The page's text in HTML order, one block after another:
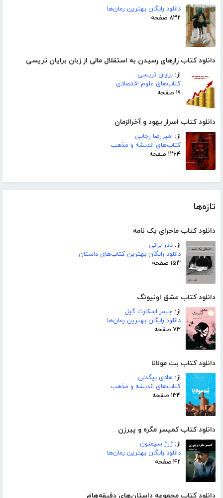
دانلود رایگان بهترین رمان‌ها
۸۳۲ صفحه
دانلود کتاب رازهای رسیدن به استقلال مالی از زبان برایان تریسی
از: برایان تریسی
کتاب‌های علوم اقتصادی
۱۹ صفحه
دانلود کتاب اسرار یهود و آخرالزمان
از: امیررضا رجایی
کتاب‌های اندیشه و مذهب
۱۲۶۴ صفحه
تازه‌ها
دانلود کتاب ماجرای یک نامه
از: نادر براتی
دانلود رایگان بهترین کتاب‌های داستان
۱۵۳ صفحه
دانلود کتاب عشق اونیونگ
از: جیمز اسکارث گیل
دانلود رایگان بهترین رمان‌ها
۷۳ صفحه
دانلود کتاب بت مولانا
از: هادی بیگدلی
کتاب‌های اندیشه و مذهب
۱۳۴ صفحه
دانلود کتاب کمیسر مگره و پیرزن
از:ژرژ سیمنون
دانلود رایگان بهترین رمان‌ها
۴۲ صفحه
دانلود کتاب مجموعه داستان‌های دقیقه‌هام